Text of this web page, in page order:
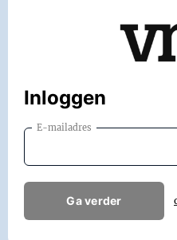
Inloggen
E-mailadres
Ga verder